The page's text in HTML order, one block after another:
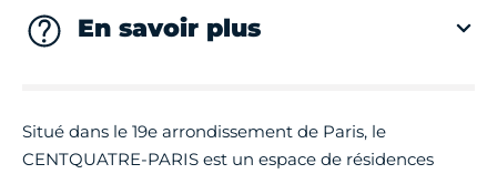
En savoir plus
Situé dans le 19e arrondissement de Paris, le
CENTQUATRE-PARIS est un espace de résidences